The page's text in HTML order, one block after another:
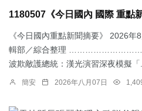
1180507《今日國內 國際 重點
《今日國內重點新聞摘要》 2026
輯部／綜合整理
波欺敵護總統：​漢光演習深夜模擬「...
簡安 2026年八月07日